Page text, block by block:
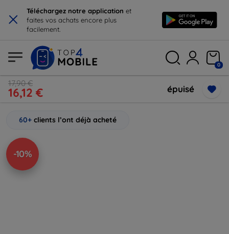
× Téléchargez notre application et
faites vos achats encore plus
facilement.
0
17,90 €
16,12 € épuisé
60+ clients l’ont déjà acheté
-10%